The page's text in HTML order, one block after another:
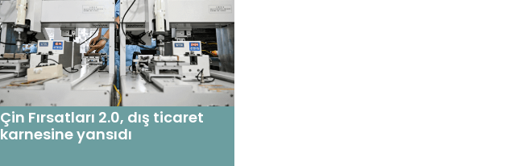
Çin Fırsatları 2.0, dış ticaret
karnesine yansıdı